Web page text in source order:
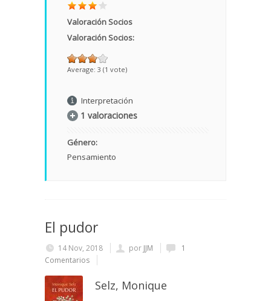
Valoración Socios
Valoración Socios:
Average: 3 (1 vote)
Interpretación
1 valoraciones
Género:
Pensamiento
El pudor
14 Nov, 2018 por JJM
1
Comentarios
Selz, Monique